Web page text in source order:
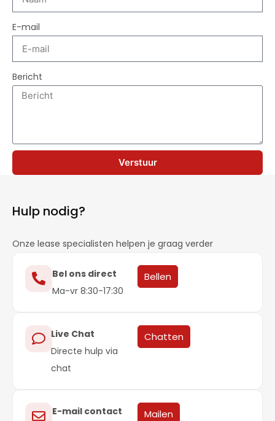
E-mail
Bericht
Verstuur
Hulp nodig?
Onze lease specialisten helpen je graag verder
Bel ons direct
Ma-vr 8:30-17:30
Bellen
Live Chat
Directe hulp via
chat
Chatten
E-mail contact
Mailen